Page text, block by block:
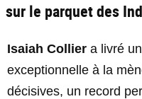
sur le parquet des
Isaiah Collier a livré
exceptionnelle à la
décisives, un record